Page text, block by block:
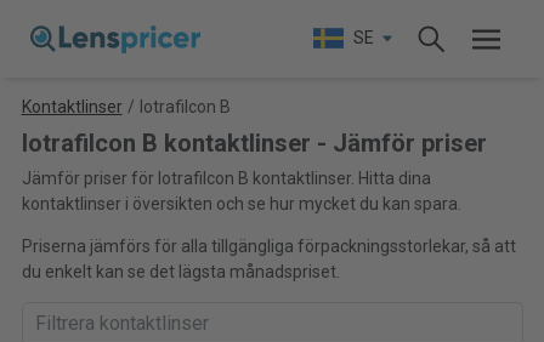
SE
Kontaktlinser / Iotrafilcon B
Iotrafilcon B kontaktlinser - Jämför priser
Jämför priser för Iotrafilcon B kontaktlinser. Hitta dina
kontaktlinser i översikten och se hur mycket du kan spara.
Priserna jämförs för alla tillgängliga förpackningsstorlekar, så att
du enkelt kan se det lägsta månadspriset.